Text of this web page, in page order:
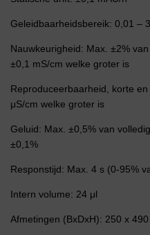
Geleidbaarheidsbereik: 0,01 –
Nauwkeurigheid: Max. ±2%
±0,1 mS/cm welke groter is
Reproduceerbaarheid, korte
μS/cm welke groter is
Geluid: Max. ±0,5% van
±0,1%
Responstijd: Max. 4 s (0-95%
Intern volume: 24 μl
Afmetingen (BxDxH): 250 x